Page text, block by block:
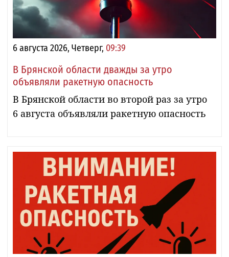
6 августа 2026, Четверг, 09:39
В Брянской области дважды за утро
объявляли ракетную опасность
В Брянской области во второй раз за утро
6 августа объявляли ракетную опасность